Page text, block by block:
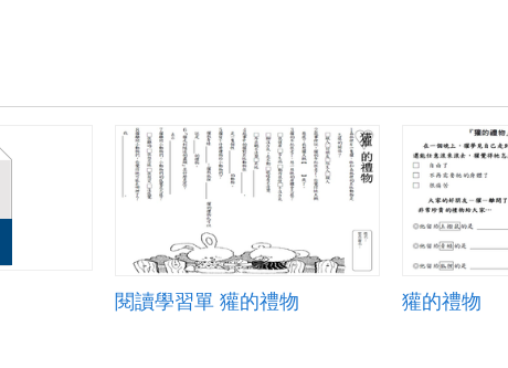
閱讀學習單 獾的禮物 獾的禮物